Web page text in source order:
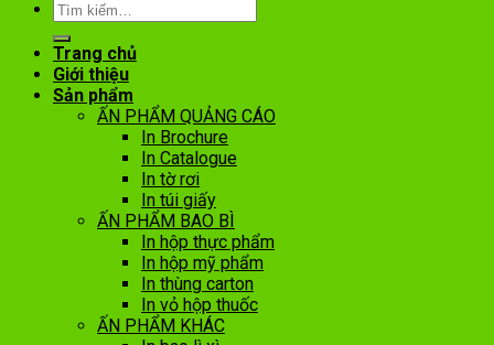
Trang chủ
Giới thiệu
Sản phẩm
ẤN PHẨM QUẢNG CÁO
In Brochure
In Catalogue
In tờ rơi
In túi giấy
ẤN PHẨM BAO BÌ
In hộp thực phẩm
In hộp mỹ phẩm
In thùng carton
In vỏ hộp thuốc
ẤN PHẨM KHÁC